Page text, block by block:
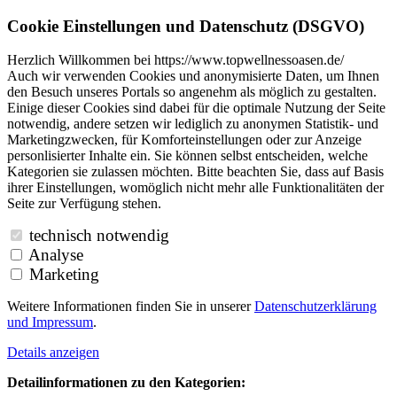
Cookie Einstellungen und Datenschutz (DSGVO)
Herzlich Willkommen bei https://www.topwellnessoasen.de/
Auch wir verwenden Cookies und anonymisierte Daten, um Ihnen
den Besuch unseres Portals so angenehm als möglich zu gestalten.
Einige dieser Cookies sind dabei für die optimale Nutzung der Seite
notwendig, andere setzen wir lediglich zu anonymen Statistik- und
Marketingzwecken, für Komforteinstellungen oder zur Anzeige
personlisierter Inhalte ein. Sie können selbst entscheiden, welche
Kategorien sie zulassen möchten. Bitte beachten Sie, dass auf Basis
ihrer Einstellungen, womöglich nicht mehr alle Funktionalitäten der
Seite zur Verfügung stehen.
technisch notwendig
Analyse
Marketing
Weitere Informationen finden Sie in unsererDatenschutzerklärung
und Impressum.
Details anzeigen
Detailinformationen zu den Kategorien: